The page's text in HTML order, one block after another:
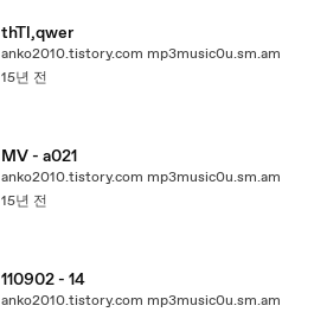
thTl,qwer
anko2010.tistory.com mp3music0u.sm.am
15년 전
MV - a021
anko2010.tistory.com mp3music0u.sm.am
15년 전
110902 - 14
anko2010.tistory.com mp3music0u.sm.am